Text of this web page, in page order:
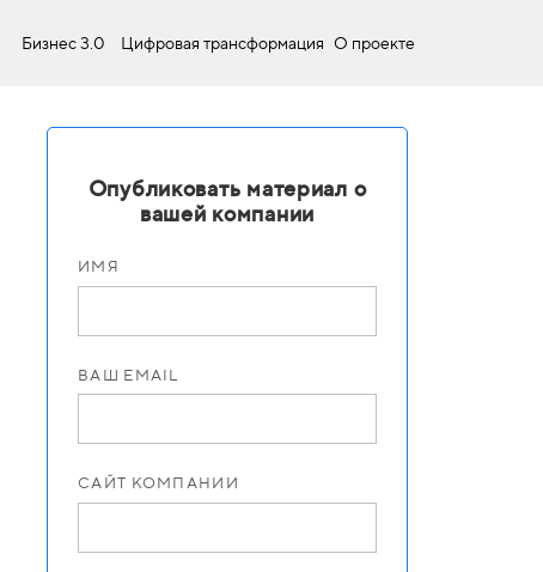
Бизнес 3.0 Цифровая трансформация О проекте
Опубликовать материал о
вашей компании
ИМЯ
ВАШ EMAIL
САЙТ КОМПАНИИ